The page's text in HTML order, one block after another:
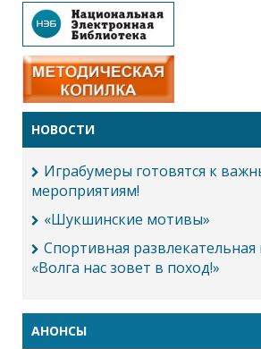
НОВОСТИ
Играбумеры готовятся к
мероприятиям!
«Шукшинские мотивы»
Спортивная
«Волга нас зовет в поход!»
АНОНСЫ